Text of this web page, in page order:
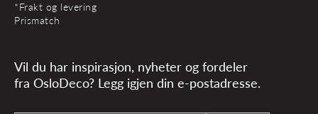
*Frakt og levering
Prismatch
Vil du har inspirasjon, nyheter og fordeler
fra OsloDeco? Legg igjen din e-postadresse.